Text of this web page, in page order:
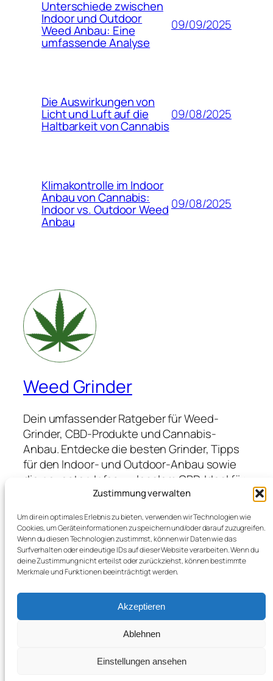
Zustimmung verwalten
Um dir ein optimales Erlebnis zu bieten, verwenden wir Technologien wie
Cookies, um Geräteinformationen zu speichern und/oder darauf zuzugreifen.
Wenn du diesen Technologien zustimmst, können wir Daten wie das
Surfverhalten oder eindeutige IDs auf dieser Website verarbeiten. Wenn du
deine Zustimmung nicht erteilst oder zurückziehst, können bestimmte
Merkmale und Funktionen beeinträchtigt werden.
Akzeptieren
Ablehnen
Einstellungen ansehen
Unterschiede zwischen
Indoor und Outdoor
Weed Anbau: Eine
umfassende Analyse
09/09/2025
Die Auswirkungen von
Licht und Luft auf die
Haltbarkeit von Cannabis
09/08/2025
Klimakontrolle im Indoor
Anbau von Cannabis:
Indoor vs. Outdoor Weed
Anbau
09/08/2025
Weed Grinder
Dein umfassender Ratgeber für Weed-
Grinder, CBD-Produkte und Cannabis-
Anbau. Entdecke die besten Grinder, Tipps
für den Indoor- und Outdoor-Anbau sowie
die neuesten Infos zu legalem CBD. Ideal für
Anfänger und Profis, die hochwertige
profitieren möchten.
Blog
Veranstaltungen
Twenty Twenty-Five Gestaltet mit